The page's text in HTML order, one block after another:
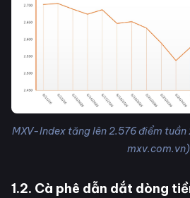
MXV-Index tăng lên 2.576 điểm
mxv.com.vn)
1.2. Cà phê dẫn dắt dòng